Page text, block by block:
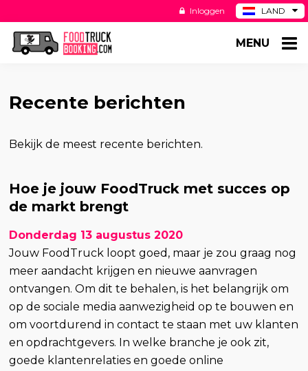
LAND
DE
Inloggen
MENU
Recente berichten
Bekijk de meest recente berichten.
Hoe je jouw FoodTruck met succes op
de markt brengt
Donderdag 13 augustus 2020
Jouw FoodTruck loopt goed, maar je zou graag nog
meer aandacht krijgen en nieuwe aanvragen
ontvangen. Om dit te behalen, is het belangrijk om
op de sociale media aanwezigheid op te bouwen en
om voortdurend in contact te staan met uw klanten
en opdrachtgevers. In welke branche je ook zit,
goede klantenrelaties en goede online